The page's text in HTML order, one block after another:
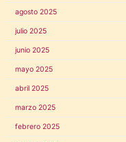
agosto 2025
julio 2025
junio 2025
mayo 2025
abril 2025
marzo 2025
febrero 2025